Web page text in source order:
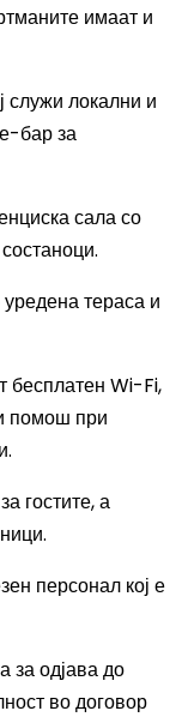
имаат и
служи локални и
бар за
сала со
тераса и
бесплатен Wi-Fi,
помош при
гостите, а
персонал кој е
за одјава до
во договор